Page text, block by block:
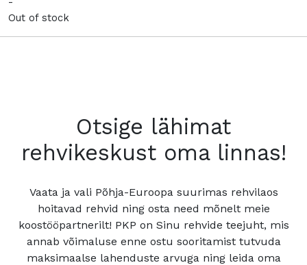
Out of stock
Otsige lähimat
rehvikeskust oma linnas!
Vaata ja vali Põhja-Euroopa suurimas rehvilaos
hoitavad rehvid ning osta need mõnelt meie
koostööpartnerilt! PKP on Sinu rehvide teejuht, mis
annab võimaluse enne ostu sooritamist tutvuda
maksimaalse lahenduste arvuga ning leida oma